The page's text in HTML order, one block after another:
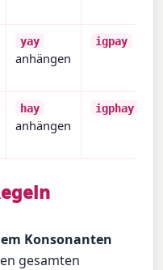
yay
anhängen
igpay
hay
anhängen
igphay
Konsonanten
gesamten